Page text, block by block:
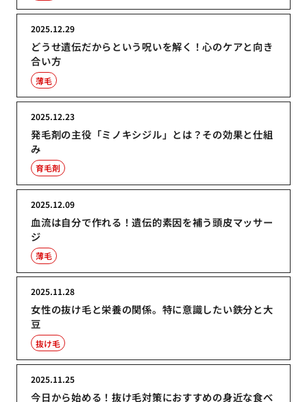
どうせ遺伝だからという呪いを解く！心のケアと向き
合い方
2025.12.29
薄毛
発毛剤の主役「ミノキシジル」とは？その効果と仕組
み
2025.12.23
育毛剤
血流は自分で作れる！遺伝的素因を補う頭皮マッサー
ジ
2025.12.09
薄毛
女性の抜け毛と栄養の関係。特に意識したい鉄分と大
豆
2025.11.28
抜け毛
今日から始める！抜け毛対策におすすめの身近な食べ
2025.11.25